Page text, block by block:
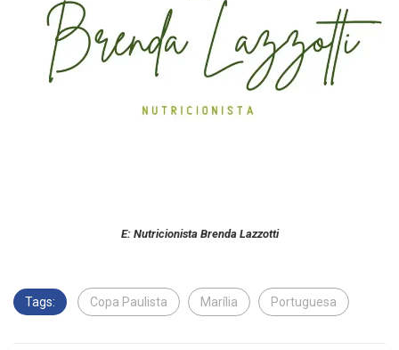
E: Nutricionista Brenda Lazzotti
Tags: Copa Paulista Marília Portuguesa